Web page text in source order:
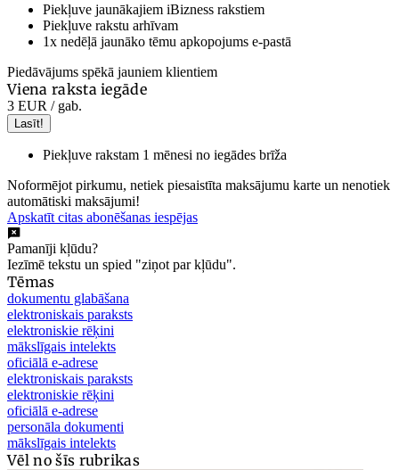
Piekļuve jaunākajiem iBizness rakstiem
Piekļuve rakstu arhīvam
1x nedēļā jaunāko tēmu apkopojums e-pastā
Piedāvājums spēkā jauniem klientiem
Viena raksta iegāde
3 EUR / gab.
Lasīt!
Piekļuve rakstam 1 mēnesi no iegādes brīža
Noformējot pirkumu, netiek piesaistīta maksājumu karte un nenotiek
automātiski maksājumi!
Apskatīt citas abonēšanas iespējas
Pamanīji kļūdu?
Iezīmē tekstu un spied "ziņot par kļūdu".
Tēmas
dokumentu glabāšana
elektroniskais paraksts
elektroniskie rēķini
mākslīgais intelekts
oficiālā e-adrese
elektroniskais paraksts
elektroniskie rēķini
oficiālā e-adrese
personāla dokumenti
mākslīgais intelekts
Vēl no šīs rubrikas